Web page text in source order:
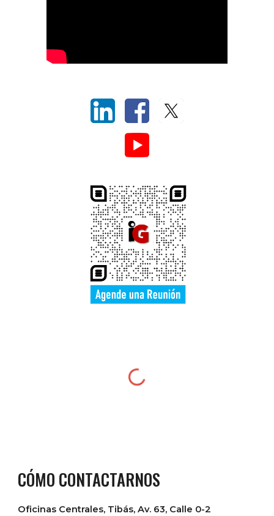
CÓMO CONTACTARNOS
Oficinas Centrales, Tibás, Av. 63, Calle 0-2